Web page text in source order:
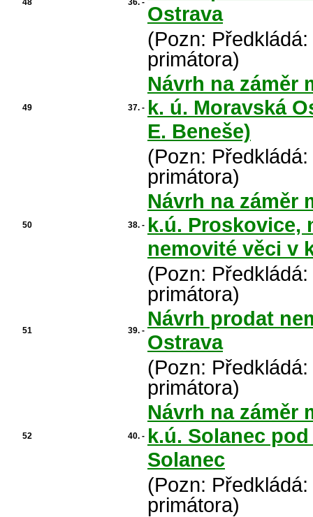
48 36. - Ostrava
(Pozn:
primátora)
49 37. -
Návrh na záměr
k. ú. Moravská
E. Beneše)
(Pozn:
primátora)
50 38. -
Návrh na záměr
k.ú. Proskovice,
nemovité věci v
(Pozn:
primátora)
51 39. -
Návrh prodat
Ostrava
(Pozn:
primátora)
52 40. -
Návrh na záměr
k.ú. Solanec
Solanec
(Pozn:
primátora)